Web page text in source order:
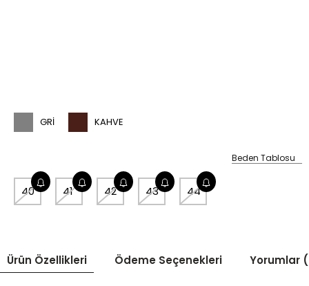
GRI KAHVE
Beden Tablosu
40 41 42 43 44
Ürün Özellikleri Ödeme Seçenekleri Yorumlar